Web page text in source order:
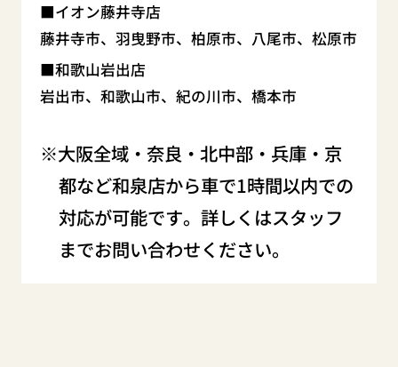
イオン藤井寺店
藤井寺市、羽曳野市、柏原市、八尾市、松原市
和歌山岩出店
岩出市、和歌山市、紀の川市、橋本市
大阪全域・奈良・北中部・兵庫・京
都など和泉店から車で1時間以内での
対応が可能です。詳しくはスタッフ
までお問い合わせください。